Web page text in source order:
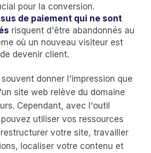
pour la conversion.
de paiement qui ne sont
risquent d'être abandonnés au
où un nouveau visiteur est
devenir client.
donner l'impression que
site web relève du domaine
Cependant, avec l'outil
utiliser vos ressources
votre site, travailler
localiser votre contenu et